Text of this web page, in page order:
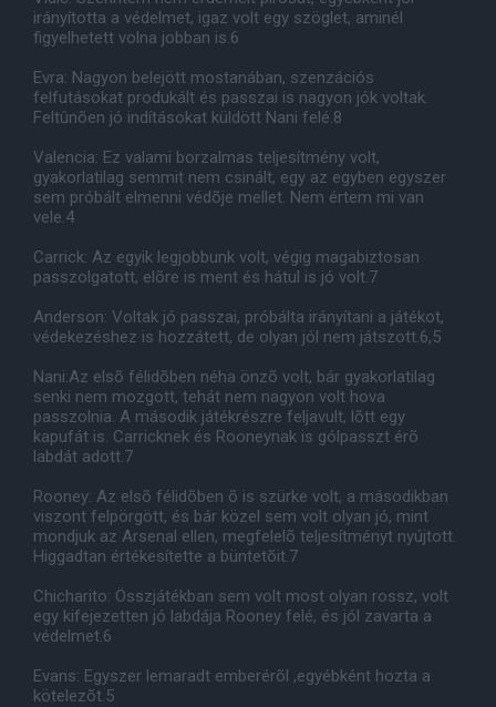
irányította a védelmet, igaz volt egy szöglet, aminél
figyelhetett volna jobban is.6
Evra: Nagyon belejött mostanában, szenzációs
felfutásokat produkált és passzai is nagyon jók voltak.
Feltûnõen jó indításokat küldött Nani felé.8
Valencia: Ez valami borzalmas teljesítmény volt,
gyakorlatilag semmit nem csinált, egy az egyben egyszer
sem próbált elmenni védõje mellet. Nem értem mi van
vele.4
Carrick: Az egyik legjobbunk volt, végig magabiztosan
passzolgatott, elõre is ment és hátul is jó volt.7
Anderson: Voltak jó passzai, próbálta irányítani a játékot,
védekezéshez is hozzátett, de olyan jól nem játszott.6,5
Nani:Az elsõ félidõben néha önzõ volt, bár gyakorlatilag
senki nem mozgott, tehát nem nagyon volt hova
passzolnia. A második játékrészre feljavult, lõtt egy
kapufát is. Carricknek és Rooneynak is gólpasszt érõ
labdát adott.7
Rooney: Az elsõ félidõben õ is szürke volt, a másodikban
viszont felpörgött, és bár közel sem volt olyan jó, mint
mondjuk az Arsenal ellen, megfelelõ teljesítményt nyújtott.
Higgadtan értékesítette a büntetõit.7
Chicharito: Összjátékban sem volt most olyan rossz, volt
egy kifejezetten jó labdája Rooney felé, és jól zavarta a
védelmet.6
Evans: Egyszer lemaradt emberérõl ,egyébként hozta a
kötelezõt.5